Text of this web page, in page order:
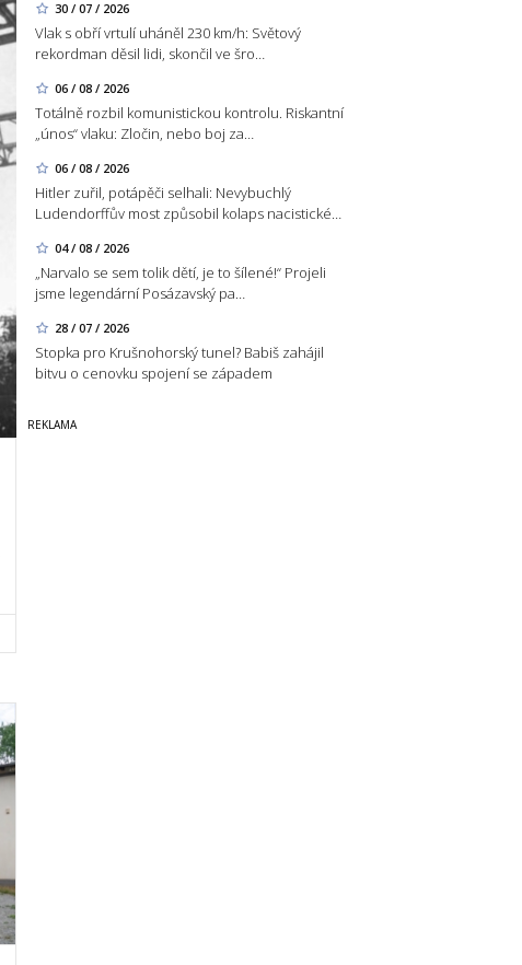
30 / 07 / 2026
Vlak s obří vrtulí uháněl 230 km/h: Světový
rekordman děsil lidi, skončil ve šro…
06 / 08 / 2026
Totálně rozbil komunistickou kontrolu. Riskantní
„únos“ vlaku: Zločin, nebo boj za…
06 / 08 / 2026
Hitler zuřil, potápěči selhali: Nevybuchlý
Ludendorffův most způsobil kolaps nacistické…
04 / 08 / 2026
„Narvalo se sem tolik dětí, je to šílené!“ Projeli
jsme legendární Posázavský pa…
28 / 07 / 2026
Stopka pro Krušnohorský tunel? Babiš zahájil
bitvu o cenovku spojení se západem